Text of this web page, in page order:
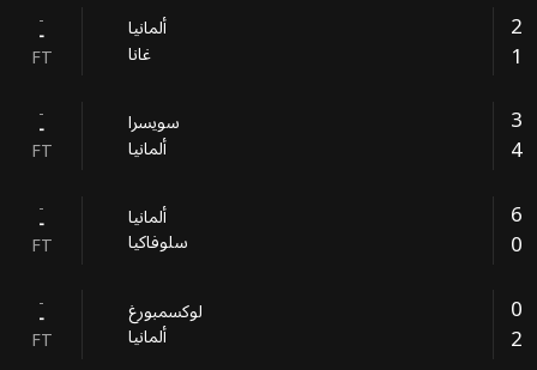
--
FT
ألمانيا
غانا
2
1
--
FT
سويسرا
ألمانيا
3
4
--
FT
ألمانيا
سلوفاكيا
6
0
--
FT
لوكسمبورغ
ألمانيا
0
2